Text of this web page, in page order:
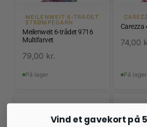
MEILENWEIT 6-TRÅDET
STRØMPEGARN
Meilenweit 6-trådet 9716
Multifarvet
79,00 kr.
På lager
Carezza
74,00
På lager
Vind et gavekort på